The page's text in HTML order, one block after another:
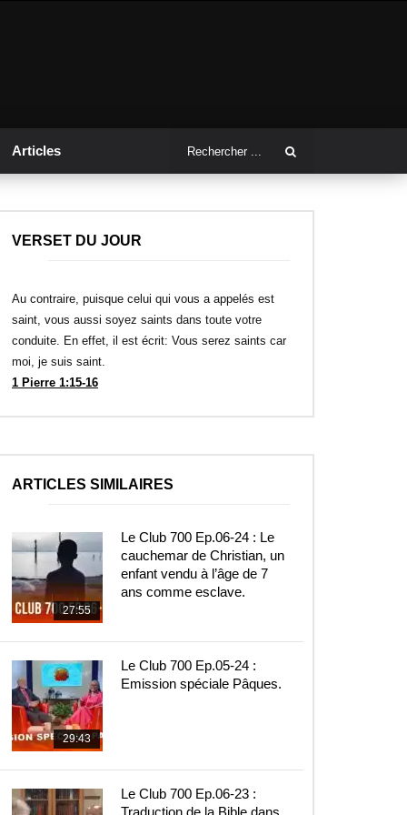
Articles
VERSET DU JOUR
Au contraire, puisque celui qui vous a appelés est
saint, vous aussi soyez saints dans toute votre
conduite. En effet, il est écrit: Vous serez saints car
moi, je suis saint.
1 Pierre 1:15-16
ARTICLES SIMILAIRES
27:55
Le Club 700 Ep.06-24 : Le
cauchemar de Christian, un
enfant vendu à l’âge de 7
ans comme esclave.
29:43
Le Club 700 Ep.05-24 :
Emission spéciale Pâques.
Le Club 700 Ep.06-23 :
Traduction de la Bible dans